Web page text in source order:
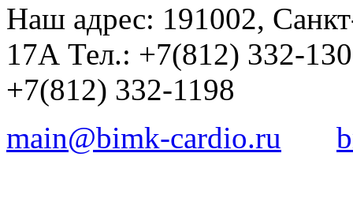
Наш адрес: 191002,
17А Тел.: +7(812) 332-
+7(812) 332-1198
main@bimk-cardio.ru